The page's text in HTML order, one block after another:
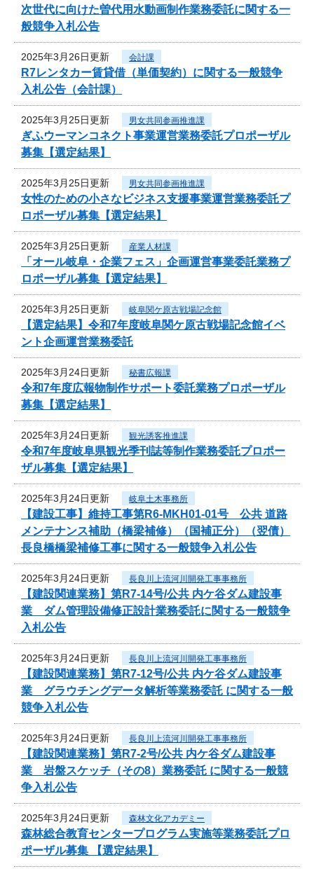
次世代に向けた曽代用水動画制作業務委託に関する一
般競争入札公告
2025年3月26日更新 会計課
R7レンタカー賃貸借（単価契約）に関する一般競争
入札公告（会計課）
2025年3月25日更新 男女共同参画推進課
ぎふウーマンコネクト事業運営業務委託プロポーザル
募集【選定結果】
2025年3月25日更新 男女共同参画推進課
女性のための小さなビジネス支援事業運営業務委託プ
ロポーザル募集【選定結果】
2025年3月25日更新 産業人材課
「オール岐阜・企業フェス」企画運営事業委託業務プ
ロポーザル募集【選定結果】
2025年3月25日更新 岐阜関ケ原古戦場記念館
【選定結果】令和7年度岐阜関ケ原古戦場記念館イベ
ント企画運営業務委託
2025年3月24日更新 秘書広報課
令和7年度広報物制作サポート委託業務プロポーザル
募集【選定結果】
2025年3月24日更新 観光誘客推進課
令和7年度岐阜県観光季刊誌等制作業務委託プロポー
ザル募集【選定結果】
2025年3月24日更新 岐阜土木事務所
【建設工事】維持工事第R6-MKH01-01号 公共 道路
メンテナンス補助（橋梁補修）（国補正分）（翌債）
長良橋橋梁補修工事に関する一般競争入札公告
2025年3月24日更新 長良川上流河川開発工事事務所
【建設関連業務】第R7-14号/公共 内ケ谷ダム建設事
業 ダム管理設備修正設計業務委託に関する一般競争
入札公告
2025年3月24日更新 長良川上流河川開発工事事務所
【建設関連業務】第R7-12号/公共 内ケ谷ダム建設事
業 グラウチングデータ解析等業務委託 に関する一般
競争入札公告
2025年3月24日更新 長良川上流河川開発工事事務所
【建設関連業務】第R7-2号/公共 内ケ谷ダム建設事
業 岩盤スケッチ（その8）業務委託 に関する一般競
争入札公告
2025年3月24日更新 森林文化アカデミー
森林総合教育センタープログラム実施等業務委託プロ
ポーザル募集 【選定結果】